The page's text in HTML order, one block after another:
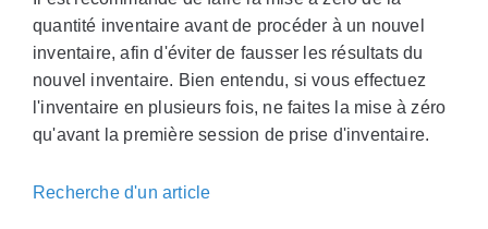
quantité inventaire avant de procéder à un nouvel
inventaire, afin d'éviter de fausser les résultats du
nouvel inventaire. Bien entendu, si vous effectuez
l'inventaire en plusieurs fois, ne faites la mise à zéro
qu'avant la première session de prise d'inventaire.
Recherche d'un article